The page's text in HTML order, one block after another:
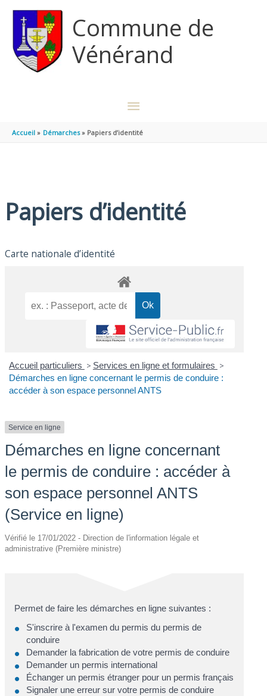
Commune de
Vénérand
MENU
PRINCIPAL
Accueil Démarches Papiers d’identité
Papiers d’identité
Carte nationale d’identité
Accueil particuliers > Services en ligne et formulaires >
Démarches en ligne concernant le permis de conduire :
accéder à son espace personnel ANTS
Service en ligne
Démarches en ligne concernant
le permis de conduire : accéder à
son espace personnel ANTS
(Service en ligne)
Vérifié le 17/01/2022 - Direction de l'information légale et
administrative (Première ministre)
Permet de faire les démarches en ligne suivantes :
S'inscrire à l'examen du permis du permis de
conduire
Demander la fabrication de votre permis de conduire
Demander un permis international
Échanger un permis étranger pour un permis français
Signaler une erreur sur votre permis de conduire